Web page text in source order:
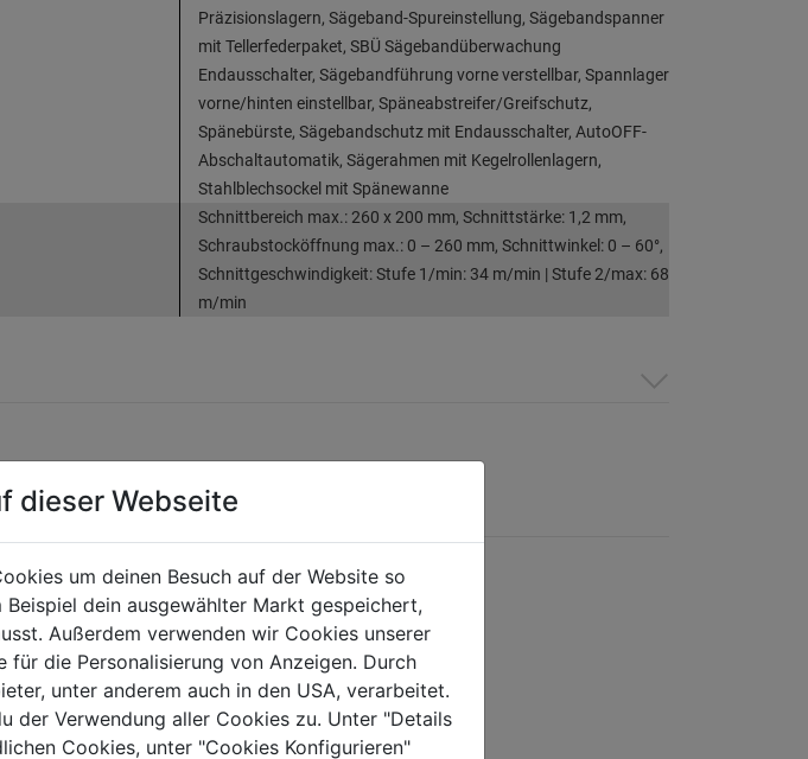
Präzisionslagern, Sägeband-Spureinstellung, Sägebandspanner
mit Tellerfederpaket, SBÜ Sägebandüberwachung
Endausschalter, Sägebandführung vorne verstellbar, Spannlager
vorne/hinten einstellbar, Späneabstreifer/Greifschutz,
Spänebürste, Sägebandschutz mit Endausschalter, AutoOFF-
Abschaltautomatik, Sägerahmen mit Kegelrollenlagern,
Stahlblechsockel mit Spänewanne
Schnittbereich max.: 260 x 200 mm, Schnittstärke: 1,2 mm,
Schraubstocköffnung max.: 0 – 260 mm, Schnittwinkel: 0 – 60°,
Schnittgeschwindigkeit: Stufe 1/min: 34 m/min | Stufe 2/max: 68
m/min
KATEGORIE
dieser Webseite
um deinen Besuch auf der Website so
dein ausgewählter Markt gespeichert,
Außerdem verwenden wir Cookies unserer
die Personalisierung von Anzeigen. Durch
unter anderem auch in den USA, verarbeitet.
der Verwendung aller Cookies zu. Unter "Details
Cookies, unter "Cookies Konfigurieren"